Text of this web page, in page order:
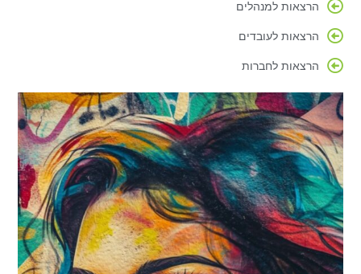
הרצאות למנהלים
הרצאות לעובדים
הרצאות לחברות